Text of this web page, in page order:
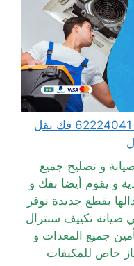
فني تكييف مركزي هندي الكويت 62224041 فك نقل
و تصليح جميع
و يقوم أيضا بفك و
بقطع جديدة نوفر
صيانة تكييف سنترال
جميع المعدات و
غاز خاص للمكيفات